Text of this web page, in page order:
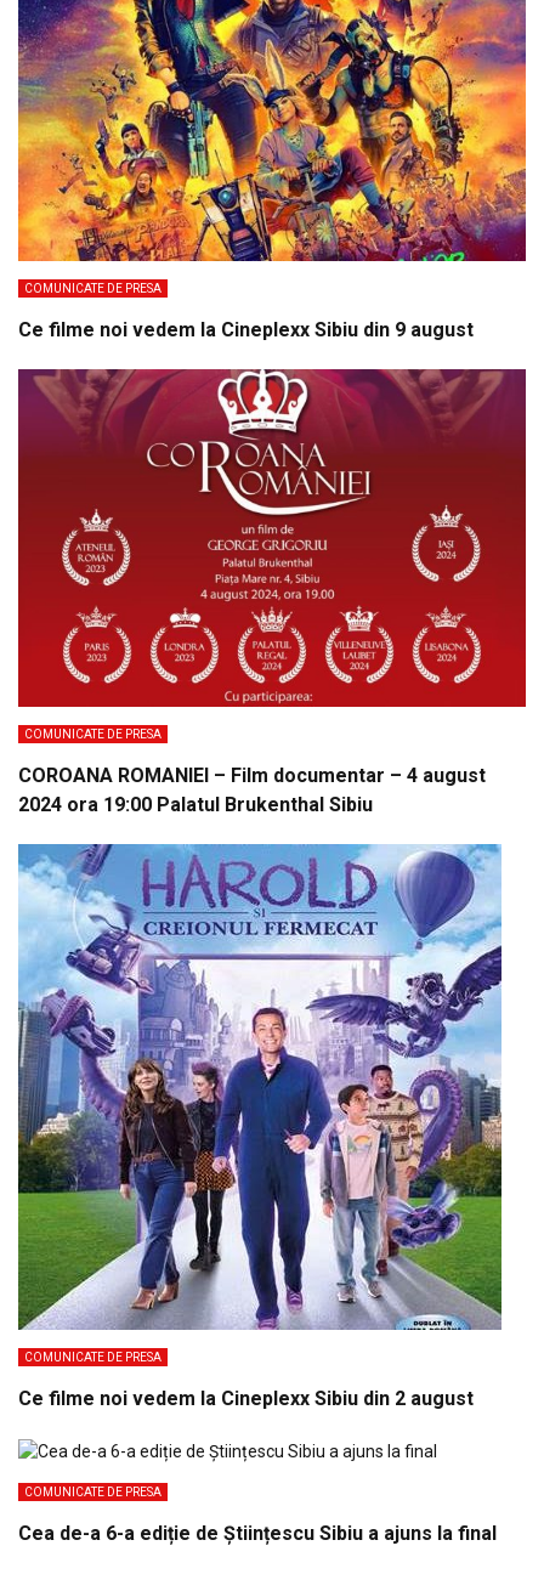
COMUNICATE DE PRESA
Ce filme noi vedem la Cineplexx Sibiu din 9 august
COMUNICATE DE PRESA
COROANA ROMANIEI – Film documentar – 4 august
2024 ora 19:00 Palatul Brukenthal Sibiu
COMUNICATE DE PRESA
Ce filme noi vedem la Cineplexx Sibiu din 2 august
COMUNICATE DE PRESA
Cea de-a 6-a ediție de Științescu Sibiu a ajuns la final